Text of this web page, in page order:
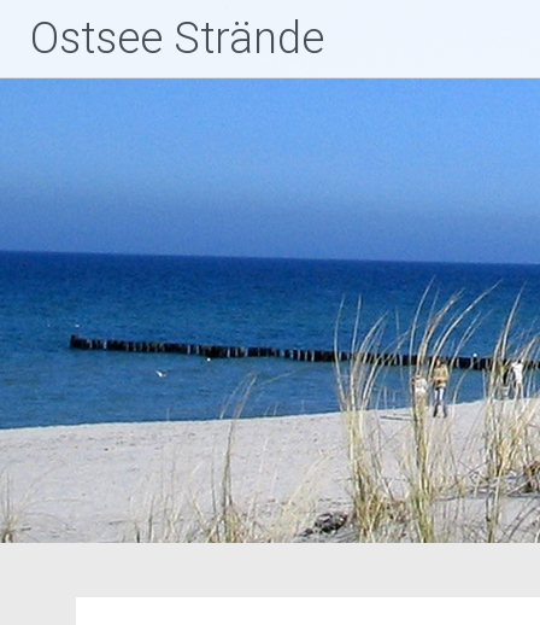
InhaltOstsee Strände